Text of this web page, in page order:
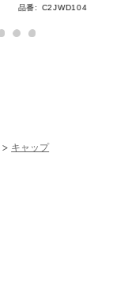
品番: C2JWD104
キャップ